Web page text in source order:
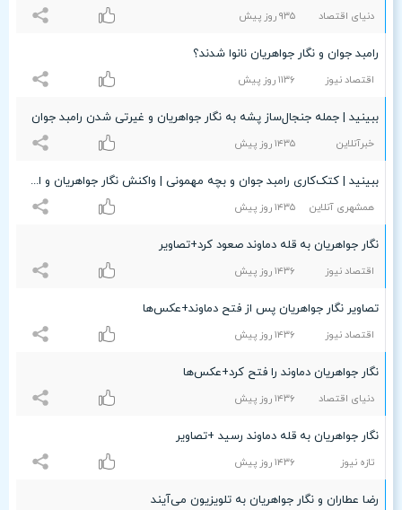
دنیای اقتصاد ٩٣۵ روز پیش
رامبد جوان و نگار جواهریان نانوا شدند؟
اقتصاد نیوز ۱۱٣۶ روز پیش
ببینید | جمله جنجال‌ساز پشه به نگار جواهریان و غیرتی شدن رامبد جوان
خبرآنلاین ۱۴٣۵ روز پیش
ببینید | کتک‌کاری رامبد جوان و بچه مهمونی | واکنش نگار جواهریان و ایرج طهماسب
همشهری آنلاین ۱۴٣۵ روز پیش
نگار جواهریان به قله دماوند صعود کرد+تصاویر
اقتصاد نیوز ۱۴٣۶ روز پیش
تصاویر نگار جواهریان پس از فتح دماوند+عکس‌ها
اقتصاد نیوز ۱۴٣۶ روز پیش
نگار جواهریان دماوند را فتح کرد+عکس‌ها
دنیای اقتصاد ۱۴٣۶ روز پیش
نگار جواهریان به قله دماوند رسید +تصاویر
تازه نیوز ۱۴٣۶ روز پیش
رضا عطاران و نگار جواهریان به تلویزیون می‌آیند